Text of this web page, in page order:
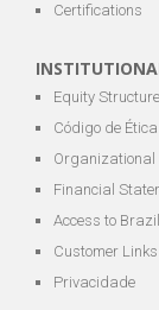
Certifications
Equity Structure
Código de
Organizational
Financial
Access to
Customer Links
Privacidade